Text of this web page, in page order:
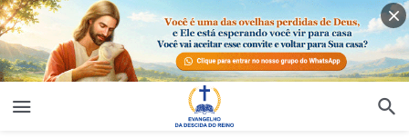
As responsabilidades dos líderes e dos obreiros (7)